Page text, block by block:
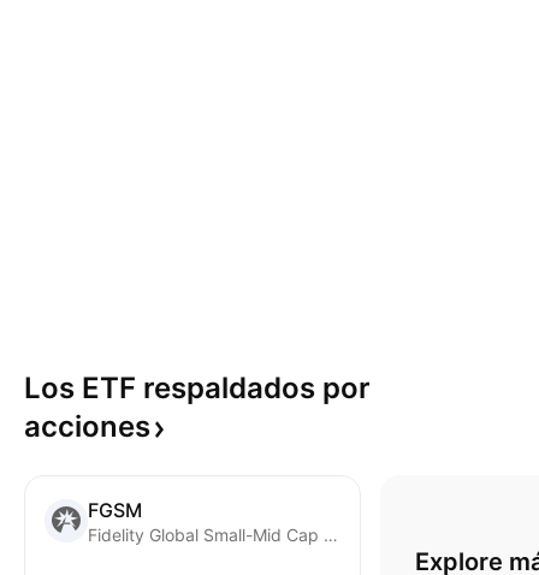
Los ETF respaldados por
acciones
FGSM
Fidelity Global Small-Mid Cap Equity Fund ETF Series units Trust Units
Explore